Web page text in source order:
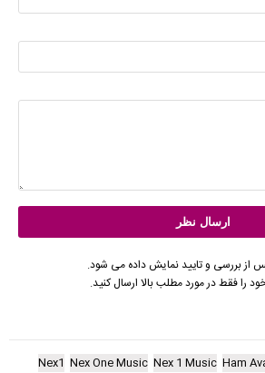
از بررسی و تایید نمایش داده می شود.
را فقط در مورد مطلب بالا ارسال کنید.
Ham
Nex 1 Music
Nex One Music
Nex1